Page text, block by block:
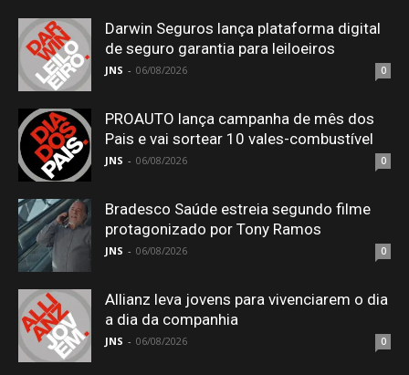
Darwin Seguros lança plataforma digital
de seguro garantia para leiloeiros
JNS - 06/08/2026 0
PROAUTO lança campanha de mês dos
Pais e vai sortear 10 vales-combustível
JNS - 06/08/2026 0
Bradesco Saúde estreia segundo filme
protagonizado por Tony Ramos
JNS - 06/08/2026 0
Allianz leva jovens para vivenciarem o dia
a dia da companhia
JNS - 06/08/2026 0